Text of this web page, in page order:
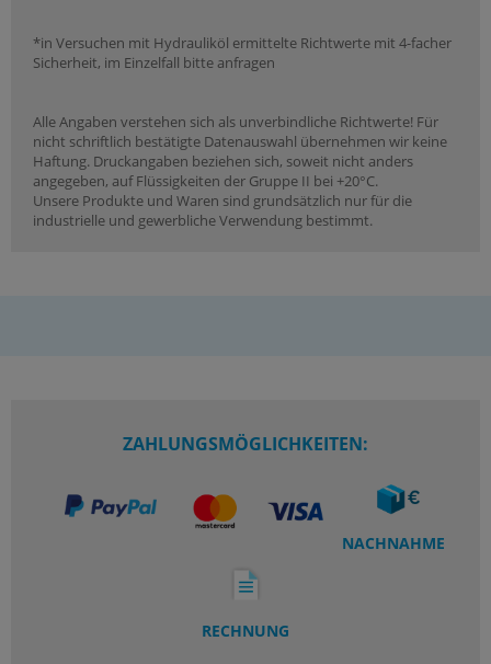
*in Versuchen mit Hydrauliköl ermittelte Richtwerte mit 4-facher
Sicherheit, im Einzelfall bitte anfragen
Alle Angaben verstehen sich als unverbindliche Richtwerte! Für
nicht schriftlich bestätigte Datenauswahl übernehmen wir keine
Haftung. Druckangaben beziehen sich, soweit nicht anders
angegeben, auf Flüssigkeiten der Gruppe II bei +20°C.
Unsere Produkte und Waren sind grundsätzlich nur für die
industrielle und gewerbliche Verwendung bestimmt.
ZAHLUNGSMÖGLICHKEITEN:
NACHNAHME
RECHNUNG